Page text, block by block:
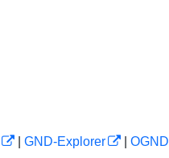
GND-Explorer OGND